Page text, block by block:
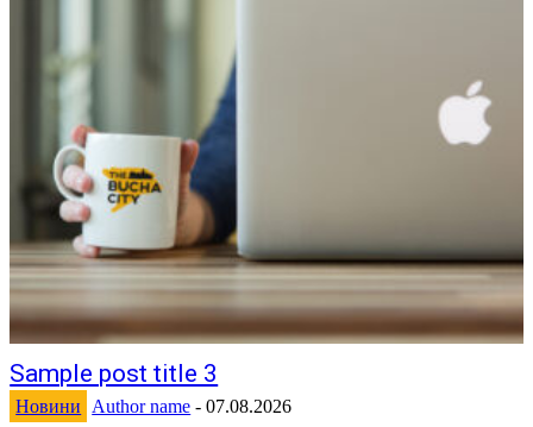
Sample post title 3
Новини Author name - 07.08.2026